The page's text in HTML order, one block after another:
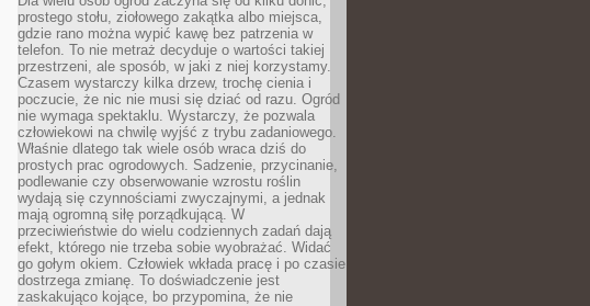
prostego stołu, ziołowego zakątka albo miejsca,
gdzie rano można wypić kawę bez patrzenia w
telefon. To nie metraż decyduje o wartości takiej
przestrzeni, ale sposób, w jaki z niej korzystamy.
Czasem wystarczy kilka drzew, trochę cienia i
poczucie, że nic nie musi się dziać od razu. Ogród
nie wymaga spektaklu. Wystarczy, że pozwala
człowiekowi na chwilę wyjść z trybu zadaniowego.
Właśnie dlatego tak wiele osób wraca dziś do
prostych prac ogrodowych. Sadzenie, przycinanie,
podlewanie czy obserwowanie wzrostu roślin
wydają się czynnościami zwyczajnymi, a jednak
mają ogromną siłę porządkującą. W
przeciwieństwie do wielu codziennych zadań dają
efekt, którego nie trzeba sobie wyobrażać. Widać
go gołym okiem. Człowiek wkłada pracę i po czasie
dostrzega zmianę. To doświadczenie jest
zaskakująco kojące, bo przypomina, że nie